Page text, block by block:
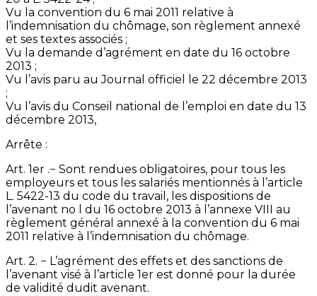
Vu la convention du 6 mai 2011 relative à
l’indemnisation du chômage, son règlement annexé
et ses textes associés ;
Vu la demande d’agrément en date du 16 octobre
2013 ;
Vu l’avis paru au Journal officiel le 22 décembre 2013
;
Vu l’avis du Conseil national de l’emploi en date du 13
décembre 2013,
Arrête :
Art. 1er .− Sont rendues obligatoires, pour tous les
employeurs et tous les salariés mentionnés à l’article
L. 5422-13 du code du travail, les dispositions de
l’avenant no l du 16 octobre 2013 à l’annexe VIII au
règlement général annexé à la convention du 6 mai
2011 relative à l’indemnisation du chômage.
Art. 2. − L’agrément des effets et des sanctions de
l’avenant visé à l’article 1er est donné pour la durée
de validité dudit avenant.